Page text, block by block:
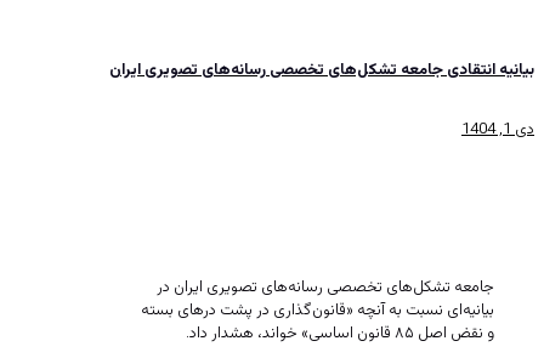
بیانیه انتقادی جامعه تشکل‌های تخصصی رسانه‌های تصویری ایران
دی 1, 1404
جامعه تشکل‌های تخصصی رسانه‌های تصویری ایران در
بیانیه‌ای نسبت به آنچه «قانون‌گذاری در پشت درهای بسته
و نقض اصل ۸۵ قانون اساسی» خواند، هشدار داد.